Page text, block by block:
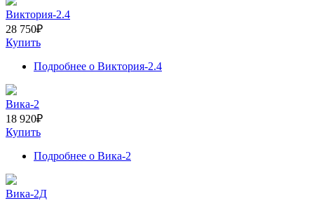
Виктория-2.4
28 750₽
Купить
Подробнее о Виктория-2.4
Вика-2
18 920₽
Купить
Подробнее о Вика-2
Вика-2Д